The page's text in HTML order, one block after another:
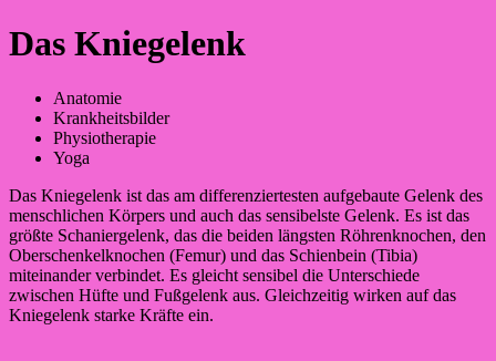
Das Kniegelenk
Anatomie
Krankheitsbilder
Physiotherapie
Yoga
Das Kniegelenk ist das am differenziertesten aufgebaute Gelenk des
menschlichen Körpers und auch das sensibelste Gelenk. Es ist das
größte Schaniergelenk, das die beiden längsten Röhrenknochen, den
Oberschenkelknochen (Femur) und das Schienbein (Tibia)
miteinander verbindet. Es gleicht sensibel die Unterschiede
zwischen Hüfte und Fußgelenk aus. Gleichzeitig wirken auf das
Kniegelenk starke Kräfte ein.